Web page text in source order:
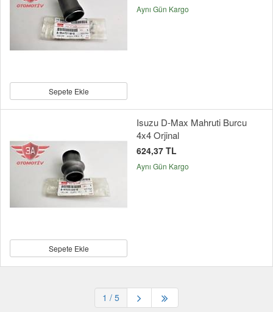
Sepete Ekle
Aynı Gün Kargo
Sepete Ekle
Isuzu D-Max Mahruti Burcu
4x4 Orjinal
624,37 TL
Aynı Gün Kargo
1 / 5